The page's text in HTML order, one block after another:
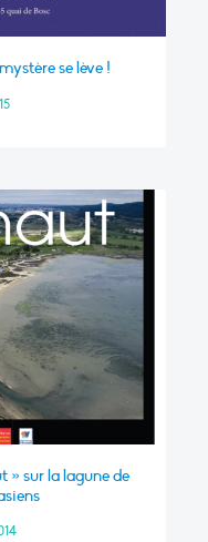
se lève !
» sur la lagune de